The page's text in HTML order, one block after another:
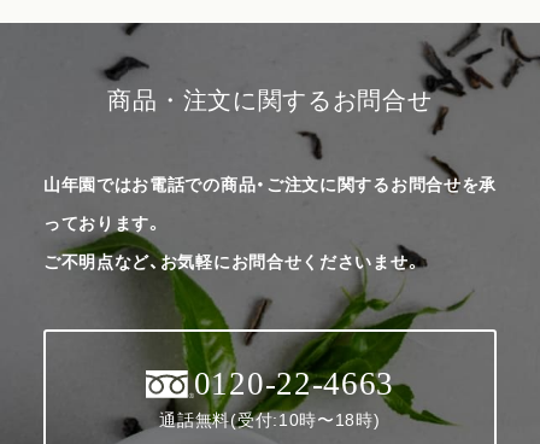
商品・注文に関するお問合せ
山年園ではお電話での商品・ご注文に関するお問合せを承
っております。
ご不明点など、お気軽にお問合せくださいませ。
0120-22-4663
通話無料(受付:10時〜18時)